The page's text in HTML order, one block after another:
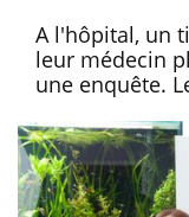
A l'hôpital, un
leur médecin
une enquête.